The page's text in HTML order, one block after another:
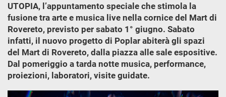
UTOPIA, l’appuntamento speciale che stimola la
fusione tra arte e musica live nella cornice del Mart di
Rovereto, previsto per sabato 1° giugno. Sabato
infatti, il nuovo progetto di Poplar abiterà gli spazi
del Mart di Rovereto, dalla piazza alle sale espositive.
Dal pomeriggio a tarda notte musica, performance,
proiezioni, laboratori, visite guidate.